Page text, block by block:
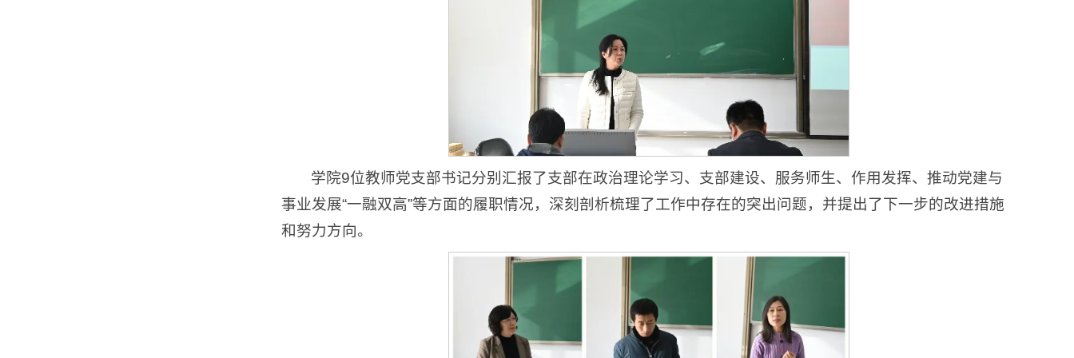
学院9位教师党支部书记分别汇报了支部在政治理论学习、支部建设、服务师生、作用发挥、推动党建与
事业发展“一融双高”等方面的履职情况，深刻剖析梳理了工作中存在的突出问题，并提出了下一步的改进措施
和努力方向。